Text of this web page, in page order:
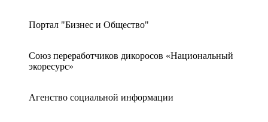
Портал "Бизнес и Общество"
Союз переработчиков дикоросов «Национальный
экоресурс»
Агенство социальной информации